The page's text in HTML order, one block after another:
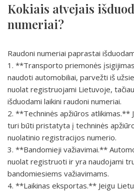
Kokiais atvejais
numeriai?
Raudoni numeriai paprastai
1. **Transporto priemonės
naudoti automobiliai, parvežti iš
nuolat registruojami Lietuvoje,
išduodami laikini raudoni numeriai.
2. **Techninės apžiūros atlikimas.**
turi būti pristatyta į techninės
nuolatinio registracijos numerio.
3. **Bandomieji važiavimai.**
nuolat registruoti ir yra naudojami
bandomiesiems važiavimams.
4. **Laikinas eksportas.** Jeigu